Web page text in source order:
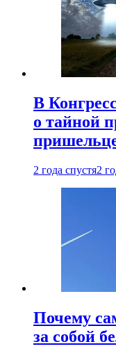
В
о тайной
2 года спустя2
Почему
за собой